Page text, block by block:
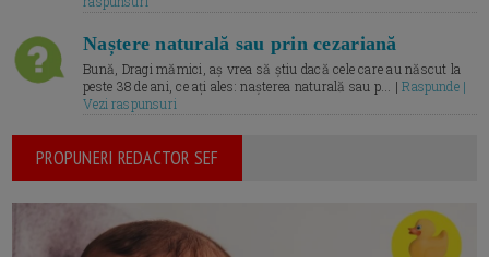
Naștere naturală sau prin cezariană
Bună, Dragi mămici, aș vrea să știu dacă cele care au născut la
peste 38 de ani, ce ați ales: nașterea naturală sau p... |Raspunde |
Vezi raspunsuri
PROPUNERI REDACTOR SEF